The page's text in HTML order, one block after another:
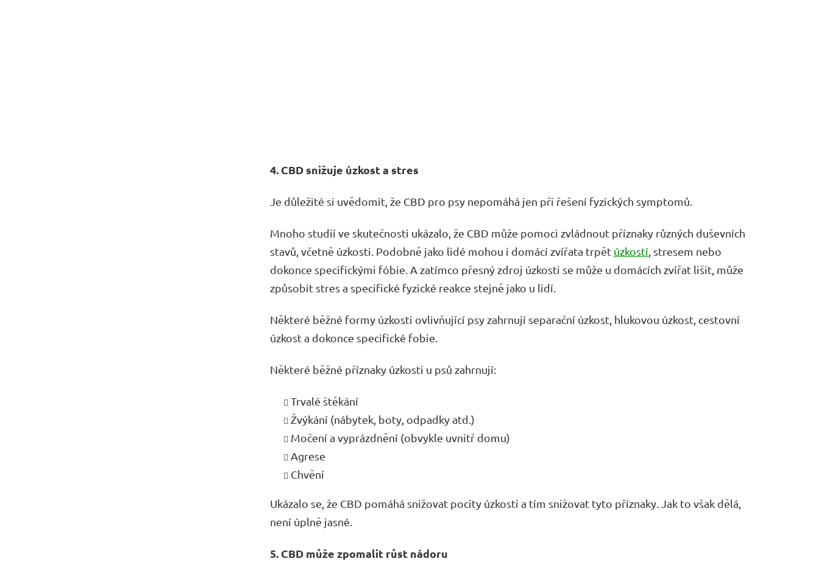
4. CBD snižuje úzkost a stres
Je důležité si uvědomit, že CBD pro psy nepomáhá jen při řešení fyzických symptomů.
Mnoho studií ve skutečnosti ukázalo, že CBD může pomoci zvládnout příznaky různých duševních
stavů, včetně úzkosti. Podobně jako lidé mohou i domácí zvířata trpět úzkostí, stresem nebo
dokonce specifickými fóbie. A zatímco přesný zdroj úzkosti se může u domácích zvířat lišit, může
způsobit stres a specifické fyzické reakce stejně jako u lidí.
Některé běžné formy úzkosti ovlivňující psy zahrnují separační úzkost, hlukovou úzkost, cestovní
úzkost a dokonce specifické fobie.
Některé běžné příznaky úzkosti u psů zahrnují:
Trvalé štěkání
Žvýkání (nábytek, boty, odpadky atd.)
Močení a vyprázdnění (obvykle uvnitř domu)
Agrese
Chvění
Ukázalo se, že CBD pomáhá snižovat pocity úzkosti a tím snižovat tyto příznaky. Jak to však dělá,
není úplně jasné.
5. CBD může zpomalit růst nádoru